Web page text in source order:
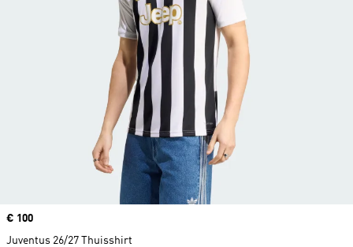
Price
€ 100
Juventus 26/27 Thuisshirt